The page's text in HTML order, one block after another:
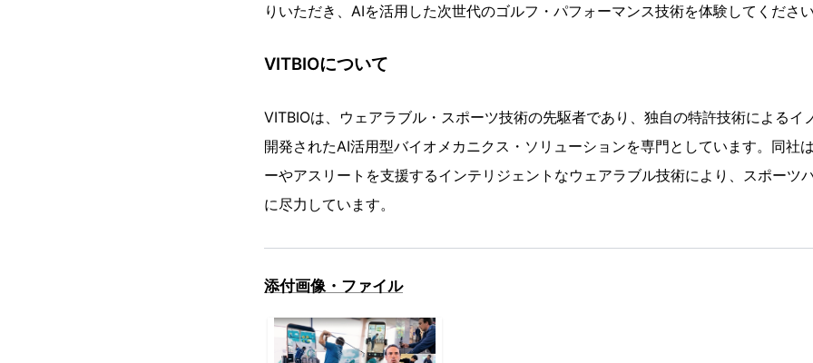
りいただき、AIを活用した次世代のゴルフ・パフォーマンス技術を体験してください
VITBIOについて
VITBIOは、ウェアラブル・スポーツ技術の先駆者であり、独自の特許技術によるイ
開発されたAI活用型バイオメカニクス・ソリューションを専門としています。同社
ーやアスリートを支援するインテリジェントなウェアラブル技術により、スポーツ
に尽力しています。
添付画像・ファイル